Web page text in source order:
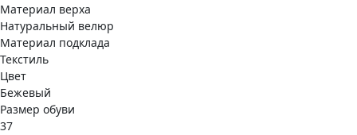
Материал верха
Натуральный велюр
Материал подклада
Текстиль
Цвет
Бежевый
Размер обуви
37